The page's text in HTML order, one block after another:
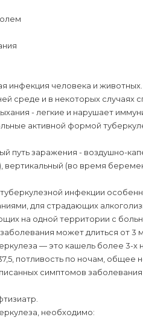
инфекция человека и
среде и в некоторых
- легкие и нарушает
активной формой
путь заражения - воздушно-
вертикальный (во время
инфекции
для страдающих
на одной территории с
может длиться от 3
— это кашель более 3-
потливость по ночам, общее
симптомов
необходимо: